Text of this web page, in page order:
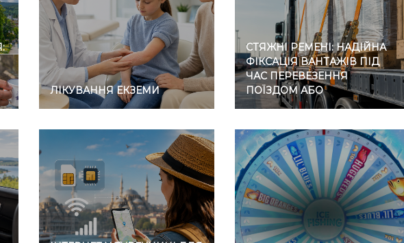
ЛІКУВАННЯ ЕКЗЕМИ
СТЯЖНІ РЕМЕНІ: НАДІЙНА
ФІКСАЦІЯ ВАНТАЖІВ ПІД
ЧАС ПЕРЕВЕЗЕННЯ
ПОЇЗДОМ АБО
АВТОМОБІЛЕМ